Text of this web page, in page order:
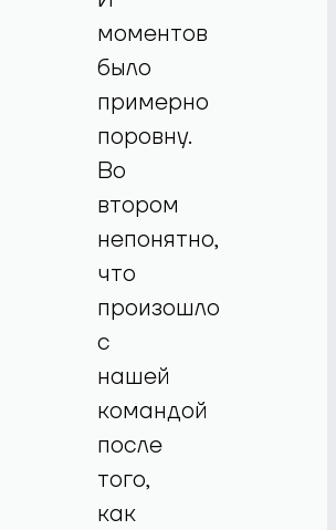
моментов
было
примерно
поровну.
Во
втором
непонятно,
что
произошло
с
нашей
командой
после
того,
как